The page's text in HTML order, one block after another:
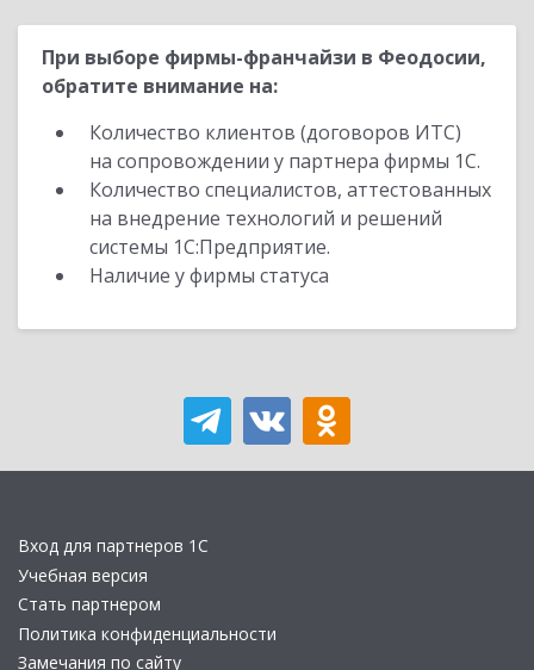
При выборе фирмы-франчайзи в Феодосии,
обратите внимание на:
Количество клиентов (договоров ИТС)
на сопровождении у партнера фирмы 1С.
Количество специалистов, аттестованных
на внедрение технологий и решений
системы 1С:Предприятие.
Наличие у фирмы статуса
Вход для партнеров 1С
Учебная версия
Стать партнером
Политика конфиденциальности
Замечания по сайту